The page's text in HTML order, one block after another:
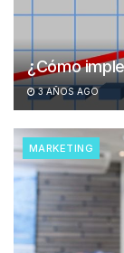
¿Cómo
3 AÑOS AGO
MARKETING